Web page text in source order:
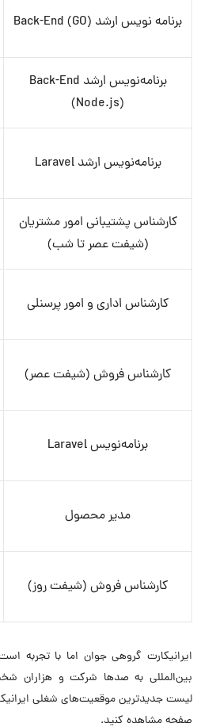
برنامه نویس ارشد Back-End (GO)
برنامه‌نویس ارشد ‌Back-End
(Node.js)
برنامه‌نویس ارشد Laravel
کارشناس پشتیبانی امور مشتریان
(شیفت عصر تا شب)
کارشناس اداری و امور پرسنلی
کارشناس فروش (شیفت عصر)
برنامه‌نویس Laravel
مدیر محصول
کارشناس فروش (شیفت روز)
ایرانیکارت گروهی جوان اما با تجربه
بین‌المللی به صدها شرکت و هزاران
لیست جدیدترین موقعیت‌های شغلی
صفحه مشاهده کنید.